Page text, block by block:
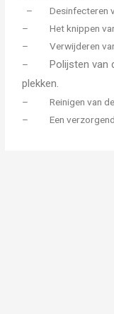
– Desinfecteren
– Het knippen van
– Verwijderen van
– Polijsten van
plekken.
– Reinigen van de
– Een